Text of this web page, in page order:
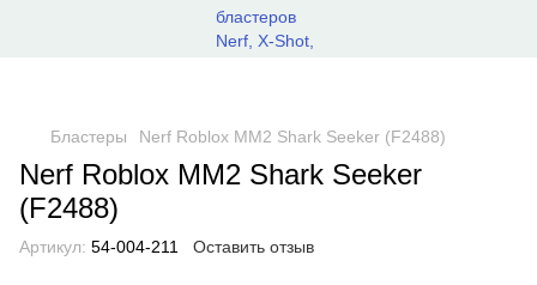
Бластеры Nerf Roblox MM2 Shark Seeker (F2488)
Nerf Roblox MM2 Shark Seeker
(F2488)
Артикул: 54-004-211 Оставить отзыв